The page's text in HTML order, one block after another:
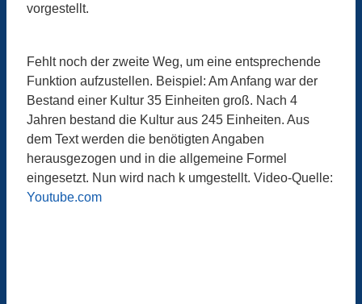
vorgestellt.
Fehlt noch der zweite Weg, um eine entsprechende
Funktion aufzustellen. Beispiel: Am Anfang war der
Bestand einer Kultur 35 Einheiten groß. Nach 4
Jahren bestand die Kultur aus 245 Einheiten. Aus
dem Text werden die benötigten Angaben
herausgezogen und in die allgemeine Formel
eingesetzt. Nun wird nach k umgestellt. Video-Quelle:
Youtube.com